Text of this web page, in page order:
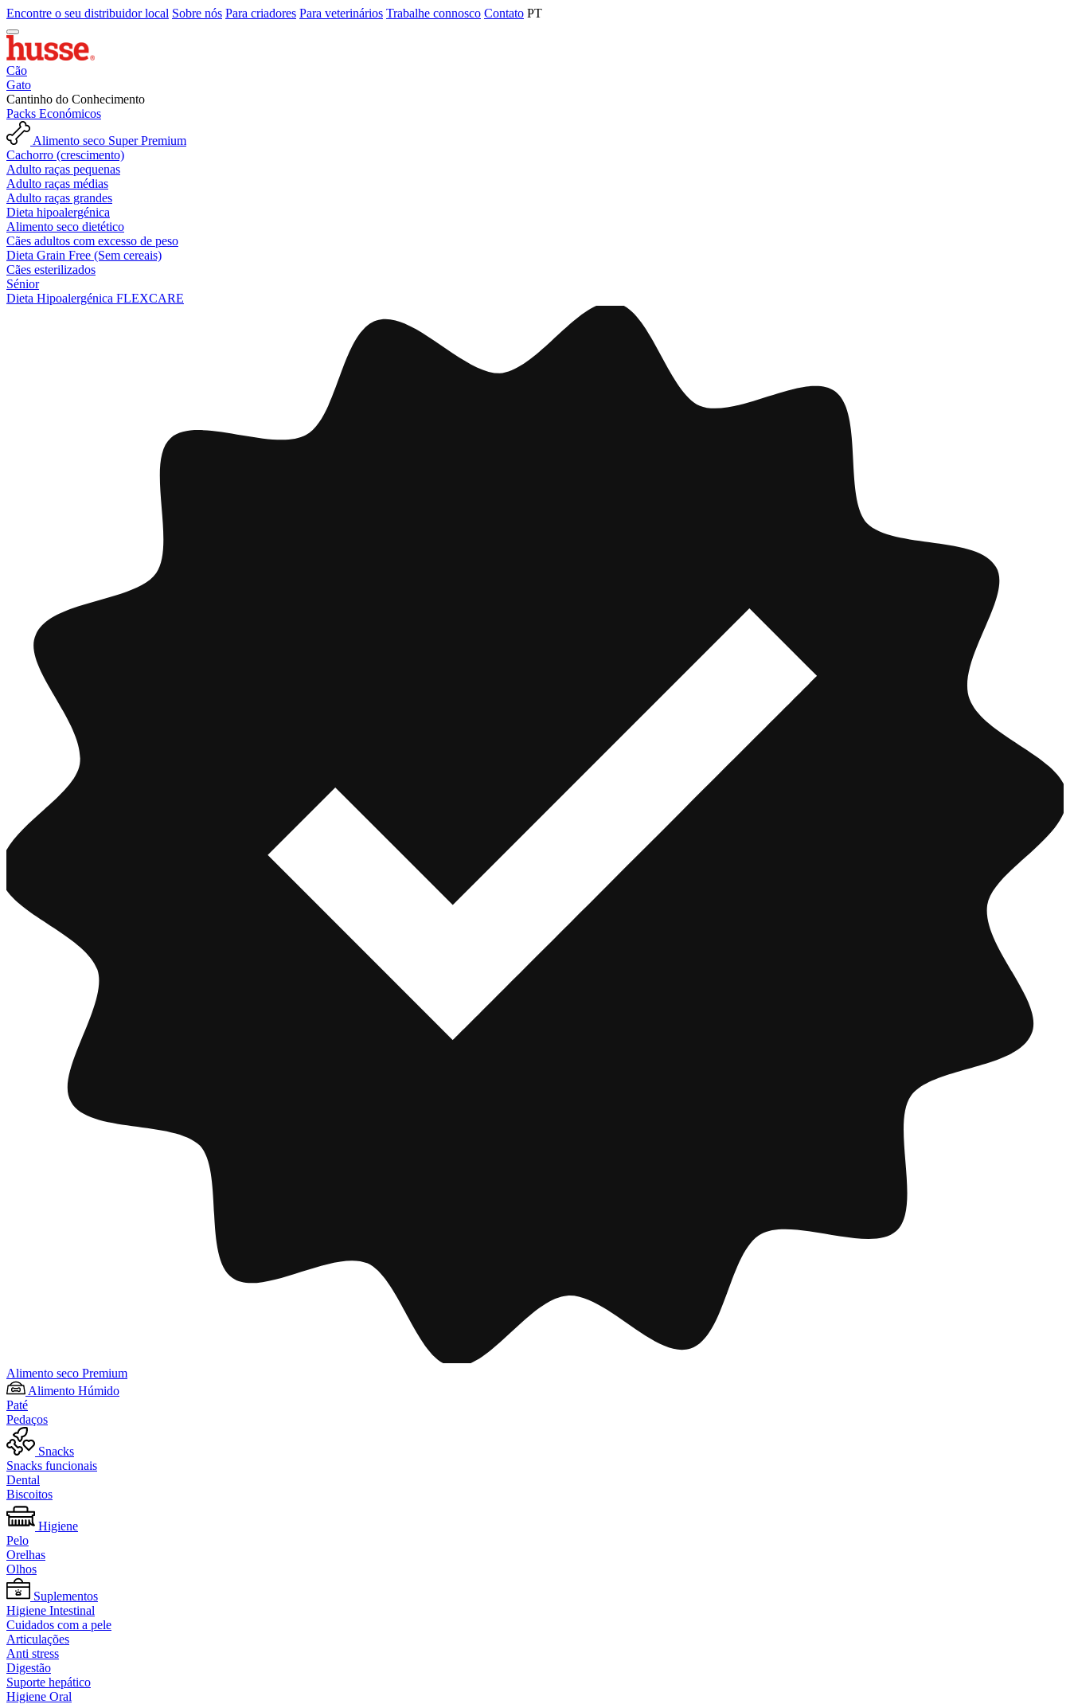
Encontre o seu distribuidor local Sobre nós Para criadores Para veterinários Trabalhe connosco Contato PT
Cão
Gato
Cantinho do Conhecimento
Packs Económicos
Alimento seco Super Premium
Cachorro (crescimento)
Adulto raças pequenas
Adulto raças médias
Adulto raças grandes
Dieta hipoalergénica
Alimento seco dietético
Cães adultos com excesso de peso
Dieta Grain Free (Sem cereais)
Cães esterilizados
Sénior
Dieta Hipoalergénica FLEXCARE
Alimento seco Premium
Alimento Húmido
Paté
Pedaços
Snacks
Snacks funcionais
Dental
Biscoitos
Higiene
Pelo
Orelhas
Olhos
Suplementos
Higiene Intestinal
Cuidados com a pele
Articulações
Anti stress
Digestão
Suporte hepático
Higiene Oral